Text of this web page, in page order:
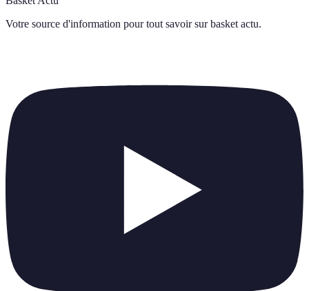
Votre source d'information pour tout savoir sur basket actu.